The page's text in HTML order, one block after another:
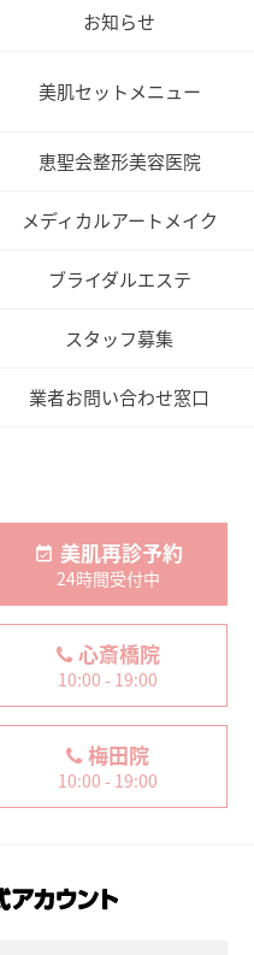
お知らせ
美肌セットメニュー
恵聖会整形美容医院
メディカルアートメイク
ブライダルエステ
スタッフ募集
業者お問い合わせ窓口
美肌再診予約
24時間受付中
心斎橋院
10:00 - 19:00
梅田院
10:00 - 19:00